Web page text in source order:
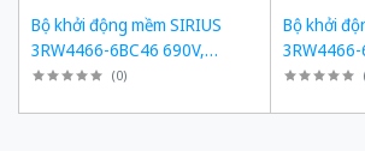
Bộ khởi động mềm SIRIUS
3RW4466-6BC46 690V,
1214A, 1200kW
(0)
Bộ khởi
cấp